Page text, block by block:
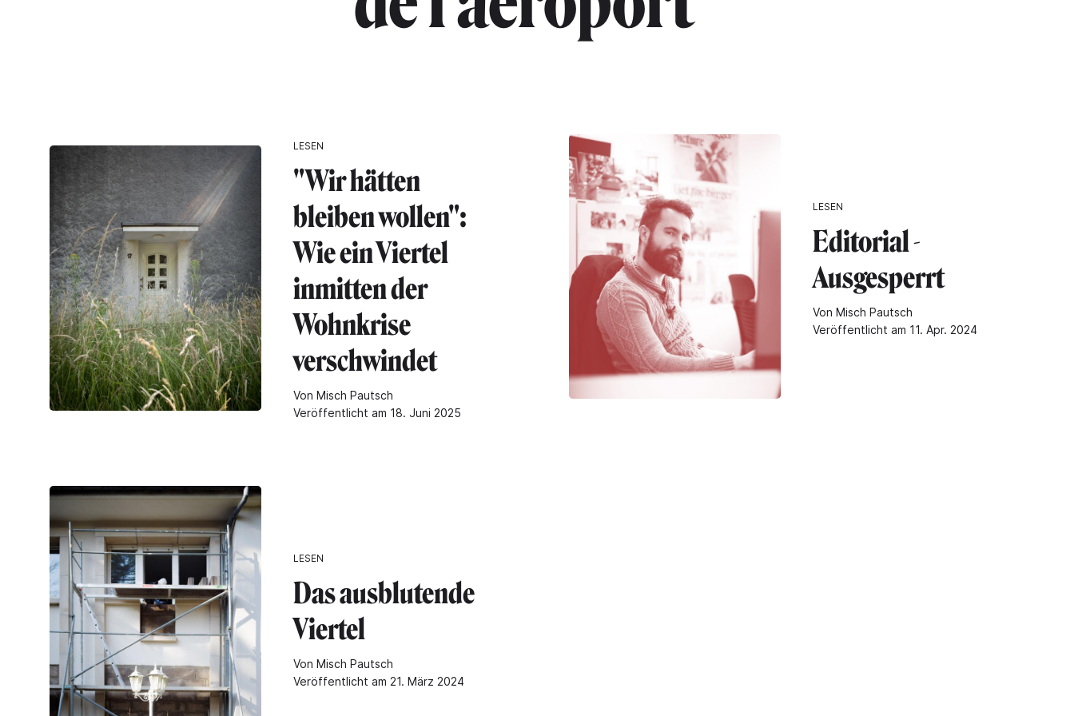
LESEN
"Wir hätten
bleiben wollen":
Wie ein Viertel
inmitten der
Wohnkrise
verschwindet
Von Misch Pautsch
Veröffentlicht am 18. Juni 2025
LESEN
Editorial -
Ausgesperrt
Von Misch Pautsch
Veröffentlicht am 11. Apr. 2024
LESEN
Das ausblutende
Viertel
Von Misch Pautsch
Veröffentlicht am 21. März 2024